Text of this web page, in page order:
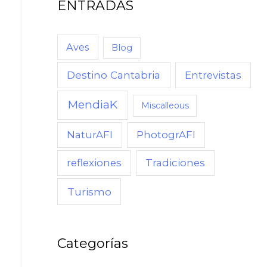
ENTRADAS
Aves Blog
Destino Cantabria Entrevistas
MendiaK Miscalleous
NaturAFI PhotogrAFI
reflexiones Tradiciones
Turismo
Categorías